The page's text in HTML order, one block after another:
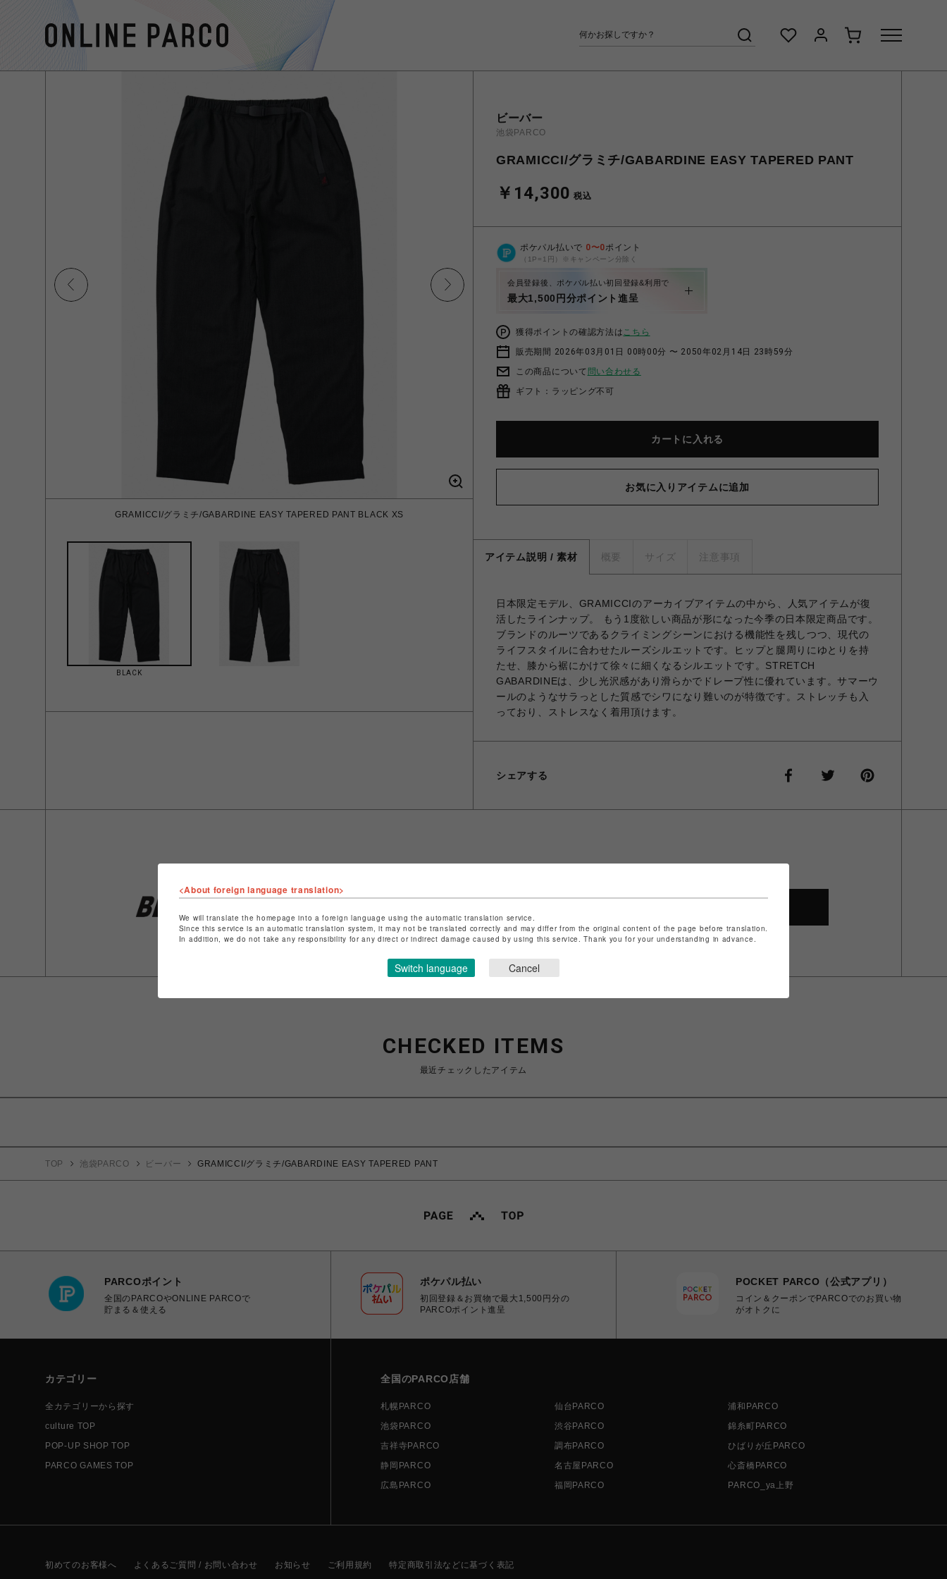
GRAMICCI/グラミチ/GABARDINE EASY TAPERED PANT BLACK XS
BLACK
ビーバー
池袋PARCO
GRAMICCI/グラミチ/GABARDINE EASY TAPERED PANT
￥14,300 税込
ポケパル払いで 0〜0ポイント
（1P=1円）※キャンペーン分除く
会員登録後、ポケパル払い初回登録&利用で
最大1,500円分ポイント進呈
獲得ポイントの確認方法はこちら
販売期間 2026年03月01日 00時00分 〜 2050年02月14日 23時59分
この商品について 問い合わせる
ギフト：ラッピング不可
カートに入れる
お気に入りアイテムに追加
アイテム説明 / 素材 概要 サイズ 注意事項
日本限定モデル、GRAMICCIのアーカイブアイテムの中から、人気アイテムが復
活したラインナップ。 もう1度欲しい商品が形になった今季の日本限定商品です。
ブランドのルーツであるクライミングシーンにおける機能性を残しつつ、現代の
ライフスタイルに合わせたルーズシルエットです。ヒップと腿周りにゆとりを持
たせ、膝から裾にかけて徐々に細くなるシルエットです。STRETCH
GABARDINEは、少し光沢感があり滑らかでドレープ性に優れています。サマーウ
ールのようなサラっとした質感でシワになり難いのが特徴です。ストレッチも入
っており、ストレスなく着用頂けます。
シェアする
店舗名
特定商取引法など法令に基づく表記はこちら
ショップお問い合わせはこちら
CHECKED ITEMS
最近チェックしたアイテム
TOP 池袋PARCO ビーバー GRAMICCI/グラミチ/GABARDINE EASY TAPERED PANT
PARCOポイント
全国のPARCOやONLINE PARCOで
貯まる＆使える
ポケパル払い
初回登録＆お買物で最大1,500円分の
PARCOポイント進呈
POCKET PARCO（公式アプリ）
コイン＆クーポンでPARCOでのお買い物
がオトクに
カテゴリー
全カテゴリーから探す
culture TOP
POP-UP SHOP TOP
PARCO GAMES TOP
全国のPARCO店舗
札幌PARCO 仙台PARCO
浦和PARCO
池袋PARCO
渋谷PARCO
錦糸町PARCO
吉祥寺PARCO
調布PARCO
ひばりが丘PARCO
静岡PARCO
名古屋PARCO
心斎橋PARCO
広島PARCO
福岡PARCO PARCO_ya上野
初めてのお客様へ よくあるご質問 / お問い合わせ お知らせ ご利用規約 特定商取引法などに基づく表記
<About foreign language translation>
We will translate the homepage into a foreign language using the automatic translation service.
Since this service is an automatic translation system, it may not be translated correctly and may differ from the original content of the page before translation.
In addition, we do not take any responsibility for any direct or indirect damage caused by using this service. Thank you for your understanding in advance.
Switch language Cancel